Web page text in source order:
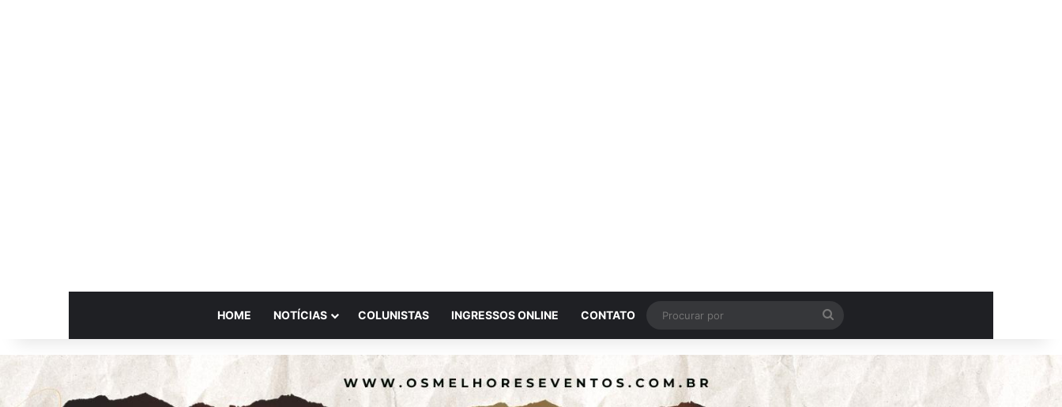
HOME NOTÍCIAS COLUNISTAS INGRESSOS ONLINE CONTATO
por